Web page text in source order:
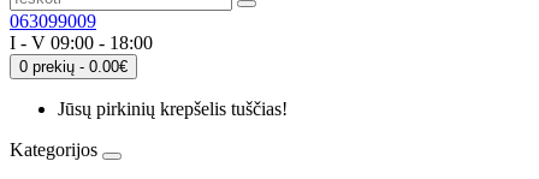
063099009
I - V 09:00 - 18:00
0 prekių - 0.00€
Jūsų pirkinių krepšelis tuščias!
Kategorijos